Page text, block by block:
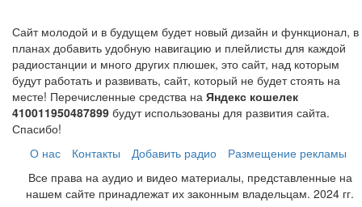
Сайт молодой и в будущем будет новый дизайн и функционал, в
планах добавить удобную навигацию и плейлисты для каждой
радиостанции и много других плюшек, это сайт, над которым
будут работать и развивать, сайт, который не будет стоять на
месте! Перечисленные средства на Яндекс кошелек
410011950487899 будут использованы для развития сайта.
Спасибо!
О нас
Контакты Добавить радио
Размещение рекламы
Все права на аудио и видео материалы, представленные на
нашем сайте принадлежат их законным владельцам. 2024 гг.